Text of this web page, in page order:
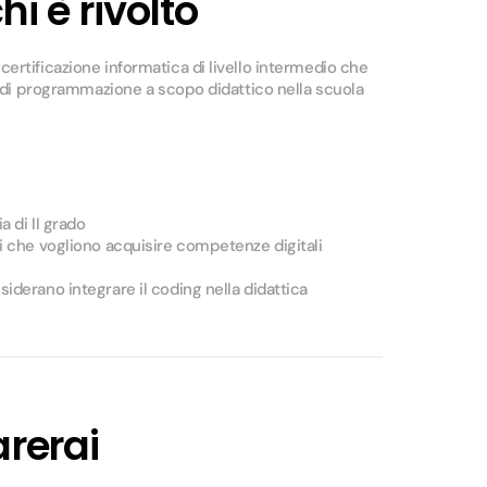
certificazione informatica di livello intermedio che
programmazione a scopo didattico nella scuola
di II grado
vogliono acquisire competenze digitali
integrare il coding nella didattica